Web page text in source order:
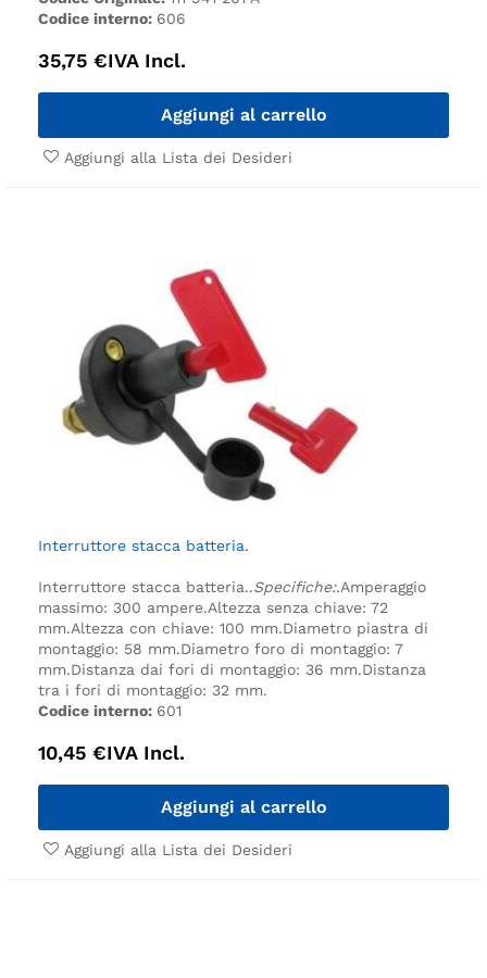
Codice interno: 606
35,75 €IVA Incl.
Aggiungi al carrello
Aggiungi alla Lista dei Desideri
Interruttore stacca batteria.
Interruttore stacca batteria..Specifiche:.Amperaggio
massimo: 300 ampere.Altezza senza chiave: 72
mm.Altezza con chiave: 100 mm.Diametro piastra di
montaggio: 58 mm.Diametro foro di montaggio: 7
mm.Distanza dai fori di montaggio: 36 mm.Distanza
tra i fori di montaggio: 32 mm.
Codice interno: 601
10,45 €IVA Incl.
Aggiungi al carrello
Aggiungi alla Lista dei Desideri